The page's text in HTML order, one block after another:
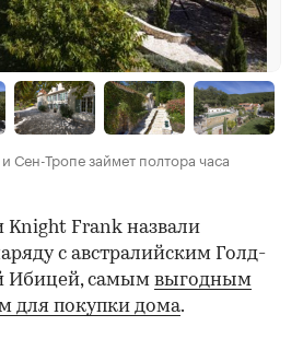
Сен-Тропе займет полтора часа
Knight Frank назвали
с австралийским Голд-
Ибицей, самым выгодным
для покупки дома.